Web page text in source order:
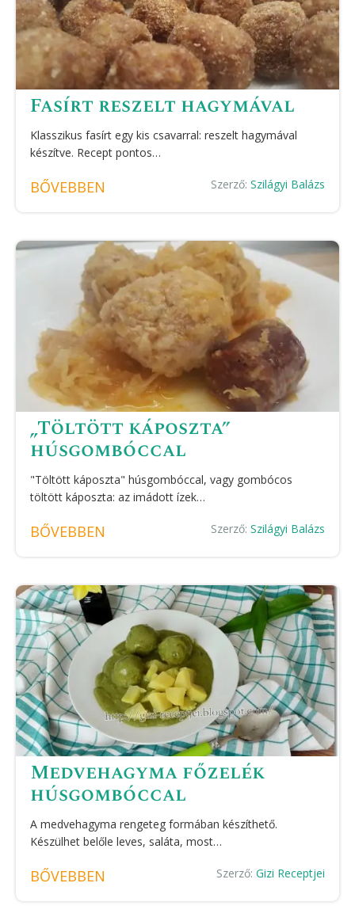
Fasírt reszelt hagymával
Klasszikus fasírt egy kis csavarral: reszelt hagymával
készítve. Recept pontos…
BŐVEBBEN Szerző: Szilágyi Balázs
„Töltött káposzta”
húsgombóccal
"Töltött káposzta" húsgombóccal, vagy gombócos
töltött káposzta: az imádott ízek…
BŐVEBBEN Szerző: Szilágyi Balázs
Medvehagyma főzelék
húsgombóccal
A medvehagyma rengeteg formában készíthető.
Készülhet belőle leves, saláta, most…
BŐVEBBEN Szerző: Gizi Receptjei